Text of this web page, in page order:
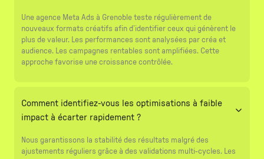
Une agence Meta Ads à Grenoble teste régulièrement de
nouveaux formats créatifs afin d’identifier ceux qui génèrent le
plus de valeur. Les performances sont analysées par créa et
audience. Les campagnes rentables sont amplifiées. Cette
approche favorise une croissance contrôlée.
Comment identifiez-vous les optimisations à faible
impact à écarter rapidement ?
Nous garantissons la stabilité des résultats malgré des
ajustements réguliers grâce à des validations multi-cycles. Les